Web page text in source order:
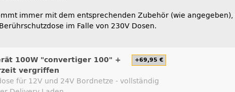
immer mit dem entsprechenden Zubehör (wie angegeben),
im Falle von 230V Dosen.
100W "convertiger 100" +
vergriffen
+69,95 €
für 12V und 24V Bordnetze - vollständig